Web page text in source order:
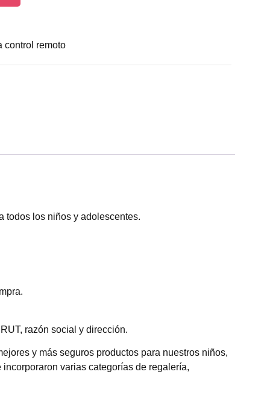
control remoto
todos los niños y adolescentes.
razón social y dirección.
y más seguros productos para nuestros niños,
varias categorías de regalería,